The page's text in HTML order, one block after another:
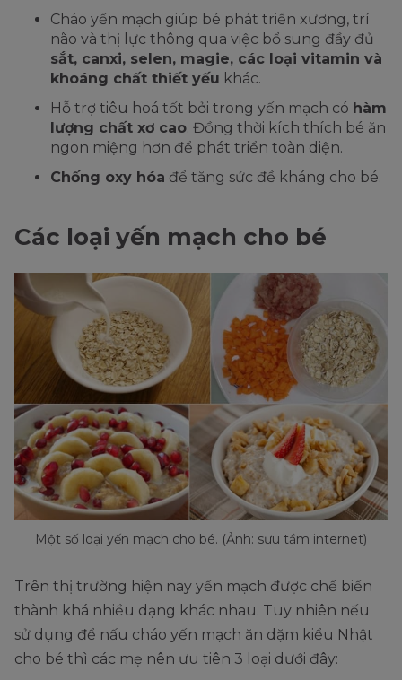
Cháo yến mạch giúp bé phát triển xương, trí
não và thị lực thông qua việc bổ sung đầy đủ
sắt, canxi, selen, magie, các loại vitamin và
khoáng chất thiết yếu khác.
Hỗ trợ tiêu hoá tốt bởi trong yến mạch có hàm
lượng chất xơ cao. Đồng thời kích thích bé ăn
ngon miệng hơn để phát triển toàn diện.
Chống oxy hóa để tăng sức đề kháng cho bé.
Các loại yến mạch cho bé
Một số loại yến mạch cho bé. (Ảnh: sưu tầm internet)
Trên thị trường hiện nay yến mạch được chế biến
thành khá nhiều dạng khác nhau. Tuy nhiên nếu
sử dụng để nấu cháo yến mạch ăn dặm kiểu Nhật
cho bé thì các mẹ nên ưu tiên 3 loại dưới đây: